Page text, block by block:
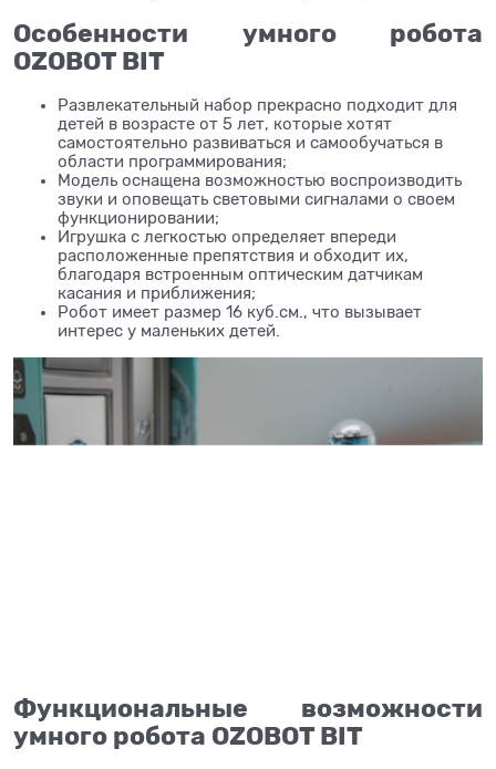
Особенности умного робота
OZOBOT BIT
Развлекательный набор прекрасно подходит для
детей в возрасте от 5 лет, которые хотят
самостоятельно развиваться и самообучаться в
области программирования;
Модель оснащена возможностью воспроизводить
звуки и оповещать световыми сигналами о своем
функционировании;
Игрушка с легкостью определяет впереди
расположенные препятствия и обходит их,
благодаря встроенным оптическим датчикам
касания и приближения;
Робот имеет размер 16 куб.см., что вызывает
интерес у маленьких детей.
Функциональные возможности
умного робота OZOBOT BIT